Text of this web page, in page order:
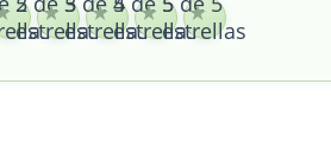
estrellasestrellasestrellasestrellas